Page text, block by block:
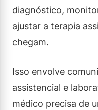
diagnóstico,
ajustar a terapia
chegam.
Isso envolve
assistencial e
médico precisa de